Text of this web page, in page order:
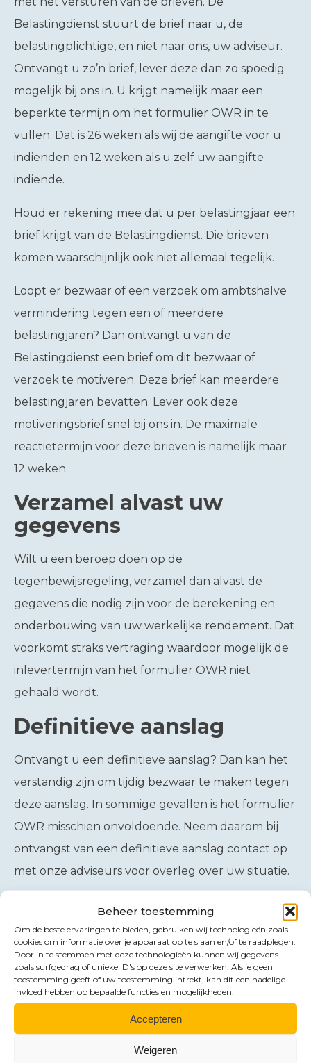
Beheer toestemming
Om de beste ervaringen te bieden, gebruiken wij technologieën zoals
cookies om informatie over je apparaat op te slaan en/of te raadplegen.
Door in te stemmen met deze technologieën kunnen wij gegevens
zoals surfgedrag of unieke ID's op deze site verwerken. Als je geen
toestemming geeft of uw toestemming intrekt, kan dit een nadelige
invloed hebben op bepaalde functies en mogelijkheden.
Accepteren
Weigeren
Belastingdienst stuurt de brief naar u, de
belastingplichtige, en niet naar ons, uw adviseur.
Ontvangt u zo’n brief, lever deze dan zo spoedig
mogelijk bij ons in. U krijgt namelijk maar een
beperkte termijn om het formulier OWR in te
vullen. Dat is 26 weken als wij de aangifte voor u
indienden en 12 weken als u zelf uw aangifte
indiende.
Houd er rekening mee dat u per belastingjaar een
brief krijgt van de Belastingdienst. Die brieven
komen waarschijnlijk ook niet allemaal tegelijk.
Loopt er bezwaar of een verzoek om ambtshalve
vermindering tegen een of meerdere
belastingjaren? Dan ontvangt u van de
Belastingdienst een brief om dit bezwaar of
verzoek te motiveren. Deze brief kan meerdere
belastingjaren bevatten. Lever ook deze
motiveringsbrief snel bij ons in. De maximale
reactietermijn voor deze brieven is namelijk maar
12 weken.
Verzamel alvast uw
gegevens
Wilt u een beroep doen op de
tegenbewijsregeling, verzamel dan alvast de
gegevens die nodig zijn voor de berekening en
onderbouwing van uw werkelijke rendement. Dat
voorkomt straks vertraging waardoor mogelijk de
inlevertermijn van het formulier OWR niet
gehaald wordt.
Definitieve aanslag
Ontvangt u een definitieve aanslag? Dan kan het
verstandig zijn om tijdig bezwaar te maken tegen
deze aanslag. In sommige gevallen is het formulier
OWR misschien onvoldoende. Neem daarom bij
ontvangst van een definitieve aanslag contact op
met onze adviseurs voor overleg over uw situatie.
Meer informatie
Heeft u vragen, neem dan contact op met een van
onze adviseurs. Meer informatie over de Wet
tegenbewijsregeling box 3 kunt u ook vinden op
dewebsitevan de Belastingdienst.